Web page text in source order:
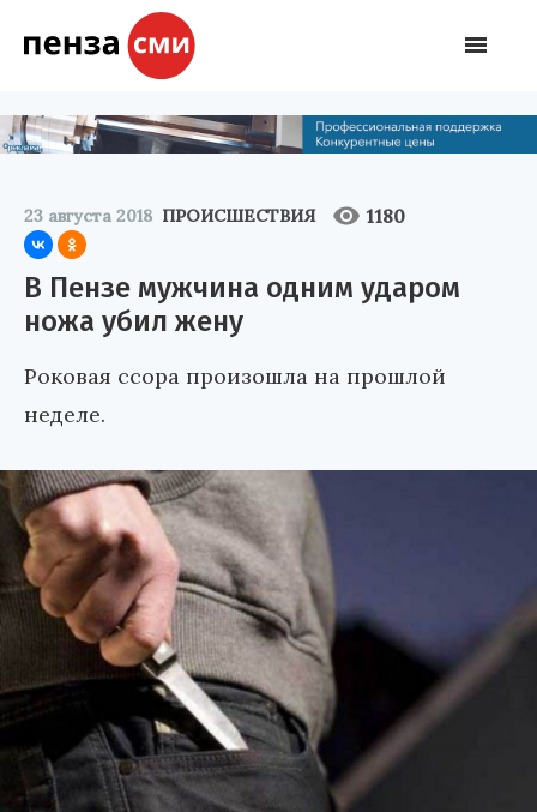
23 августа 2018 ПРОИСШЕСТВИЯ 1180
В Пензе мужчина одним ударом
ножа убил жену
Роковая ссора произошла на прошлой
неделе.